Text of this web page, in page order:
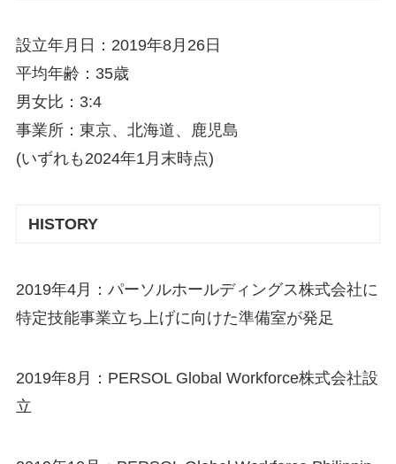
設立年月日：2019年8月26日
平均年齢：35歳
男女比：3:4
事業所：東京、北海道、鹿児島
(いずれも2024年1月末時点)
HISTORY
2019年4月：パーソルホールディングス株式会社に
特定技能事業立ち上げに向けた準備室が発足
2019年8月：PERSOL Global Workforce株式会社設
立